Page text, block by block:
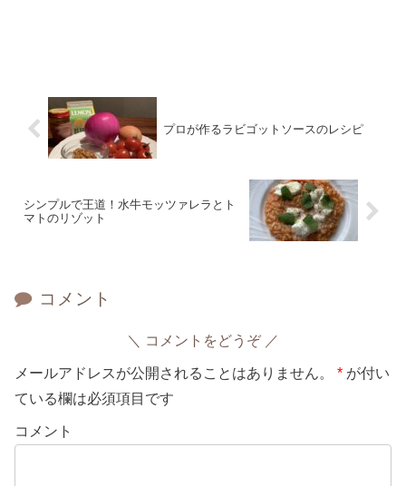
プロが作るラビゴットソースのレシピ
シンプルで王道！水牛モッツァレラとト
マトのリゾット
コメント
コメントをどうぞ
メールアドレスが公開されることはありません。 * が付い
ている欄は必須項目です
コメント